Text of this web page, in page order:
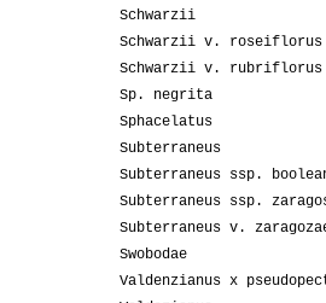
Schwarzii
Schwarzii v. roseiflorus
Schwarzii v. rubriflorus
Sp. negrita
Sphacelatus
Subterraneus
Subterraneus ssp.
Subterraneus ssp.
Subterraneus v.
Swobodae
Valdenzianus x